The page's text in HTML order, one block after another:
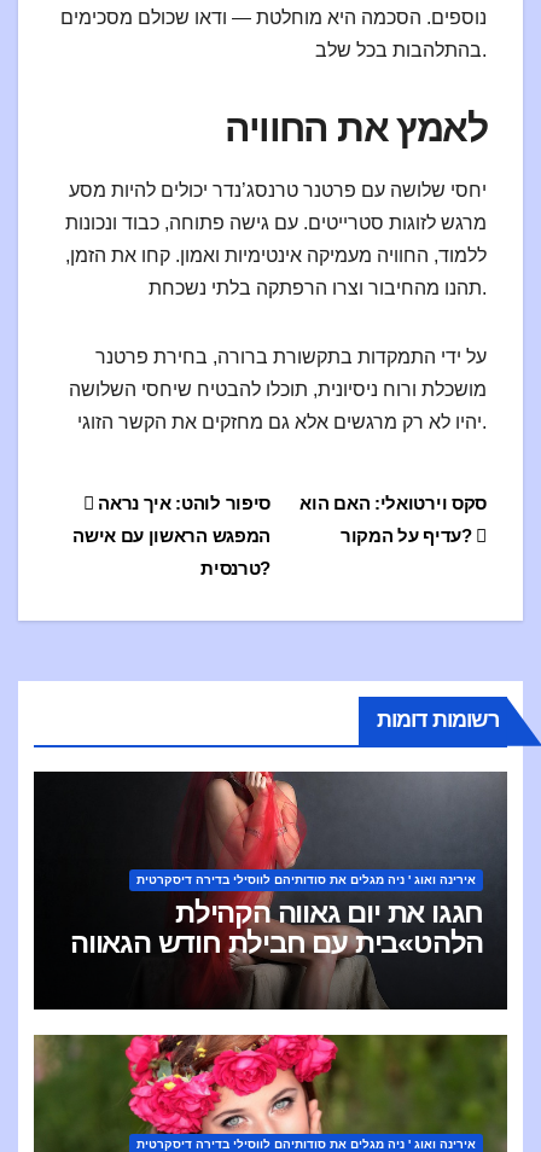
נוספים. הסכמה היא מוחלטת — ודאו שכולם מסכימים
בהתלהבות בכל שלב.
לאמץ את החוויה
יחסי שלושה עם פרטנר טרנסג’נדר יכולים להיות מסע
מרגש לזוגות סטרייטים. עם גישה פתוחה, כבוד ונכונות
ללמוד, החוויה מעמיקה אינטימיות ואמון. קחו את הזמן,
תהנו מהחיבור וצרו הרפתקה בלתי נשכחת.
על ידי התמקדות בתקשורת ברורה, בחירת פרטנר
מושכלת ורוח ניסיונית, תוכלו להבטיח שיחסי השלושה
יהיו לא רק מרגשים אלא גם מחזקים את הקשר הזוגי.
סקס וירטואלי: האם הוא
עדיף על המקור?
המפגש הראשון עם אישה
טרנסית?
רשומות דומות
אירינה ואוג ' ניה מגלים את סודותיהם לווסילי בדירה דיסקרטית
חגגו את יום גאווה הקהילת
הלהט»בית עם חבילת חודש הגאווה
אירינה ואוג ' ניה מגלים את סודותיהם לווסילי בדירה דיסקרטית